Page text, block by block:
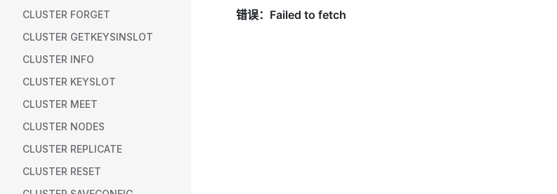
CLUSTER FORGET
CLUSTER GETKEYSINSLOT
CLUSTER INFO
CLUSTER KEYSLOT
CLUSTER MEET
CLUSTER NODES
CLUSTER REPLICATE
CLUSTER RESET